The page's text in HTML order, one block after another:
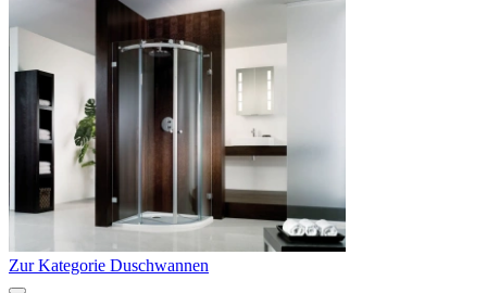
Zur Kategorie Duschwannen